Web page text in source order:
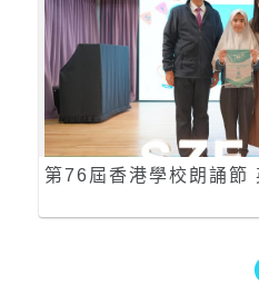
第76屆香港學校朗誦節